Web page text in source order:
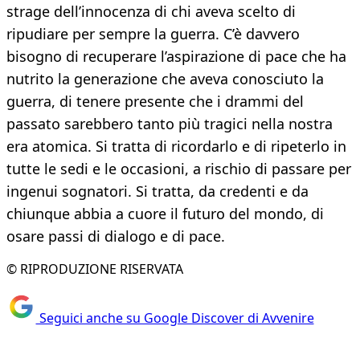
strage dell’innocenza di chi aveva scelto di
ripudiare per sempre la guerra. C’è davvero
bisogno di recuperare l’aspirazione di pace che ha
nutrito la generazione che aveva conosciuto la
guerra, di tenere presente che i drammi del
passato sarebbero tanto più tragici nella nostra
era atomica. Si tratta di ricordarlo e di ripeterlo in
tutte le sedi e le occasioni, a rischio di passare per
ingenui sognatori. Si tratta, da credenti e da
chiunque abbia a cuore il futuro del mondo, di
osare passi di dialogo e di pace.
© RIPRODUZIONE RISERVATA
Seguici anche su Google Discover di Avvenire